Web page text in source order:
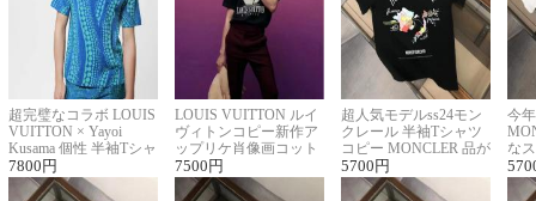
超完璧なコラボ LOUIS
VUITTON × Yayoi
Kusama 個性 半袖Tシャ
ツコピー男女兼用
7800 円
LOUIS VUITTON ルイ
ヴィトンコピー新作ア
ップリケ肖像画コット
ンニット半袖Tシャツ
7500 円
超人気モデルss24モン
クレール 半袖Tシャツ
コピー MONCLER 品が
良く見た目
5700 円
今
な
ル